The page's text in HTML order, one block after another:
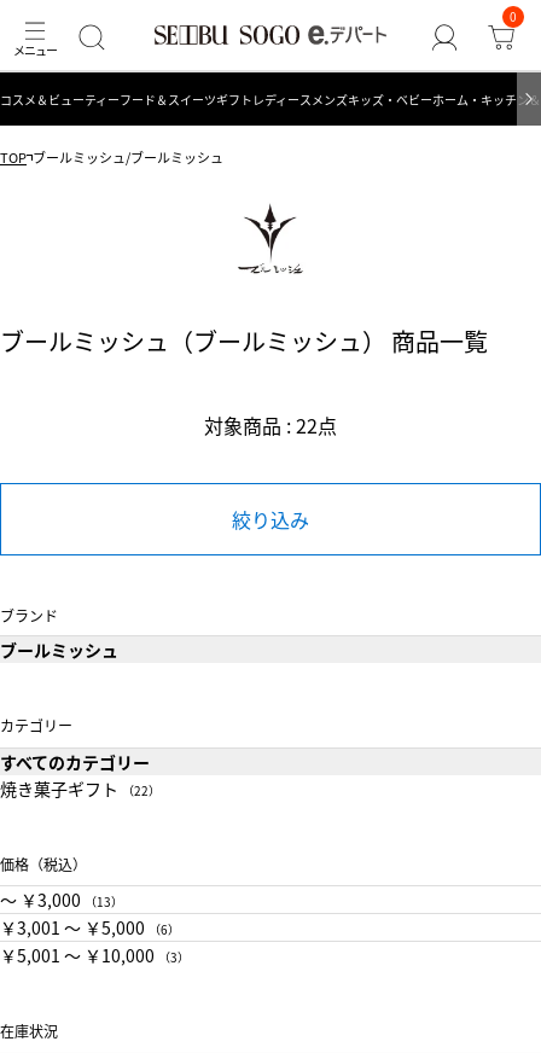
0
コスメ＆ビューティーフード＆スイーツギフト レディース メンズキッズ・ベビーホーム・キッチン
TOP ブールミッシュ/ブールミッシュ
ブールミッシュ（ブールミッシュ） 商品一覧
対象商品 : 22点
絞り込み
ブランド
ブールミッシュ
カテゴリー
すべてのカテゴリー
焼き菓子ギフト
（22）
価格（税込）
〜 ￥3,000 （13）
￥3,001 〜 ￥5,000 （6）
￥5,001 〜 ￥10,000 （3）
在庫状況